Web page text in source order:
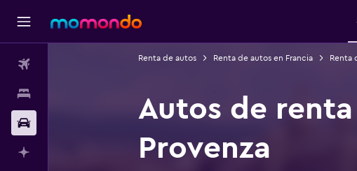
Renta de autos Renta de autos en Francia Renta
Autos de
Provenza